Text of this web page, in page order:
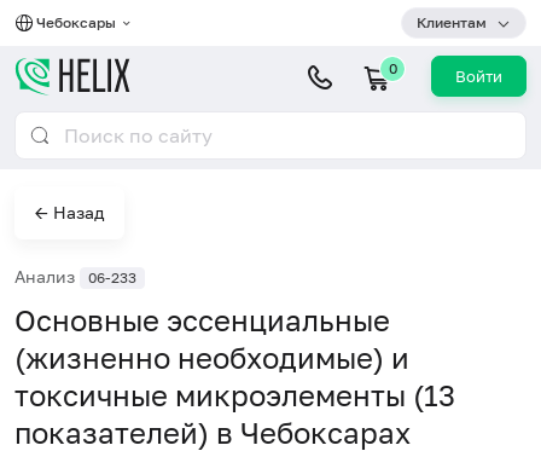
Чебоксары Клиентам
0 Войти
← Назад
Анализ 06-233
Основные эссенциальные
(жизненно необходимые) и
токсичные микроэлементы (13
показателей) в Чебоксарах